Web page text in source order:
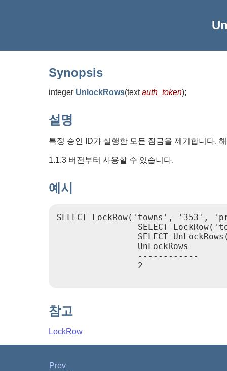
Synopsis
integer UnlockRows(textauth_token);
설명
특정 승인 ID가 실행한 모든 잠금을 제거합니다.
1.1.3 버전부터 사용할 수 있습니다.
예시
SELECT LockRow('towns',
SELECT
SELECT
                UnLockRows
                ------------
                2
참고
LockRow
Prev